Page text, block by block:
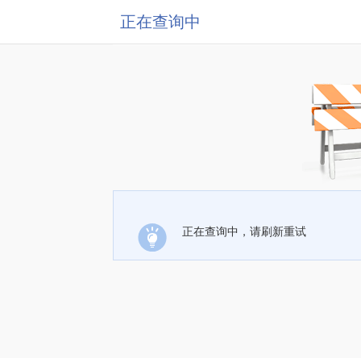
正在查询中
正在查询中，请刷新重试